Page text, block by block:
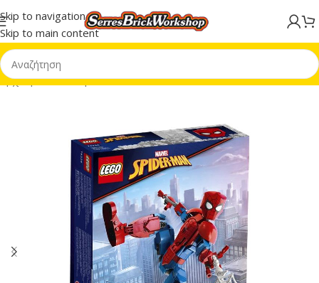
Skip to navigation
Skip to main content
Αρχική σελίδα/Super Heroes